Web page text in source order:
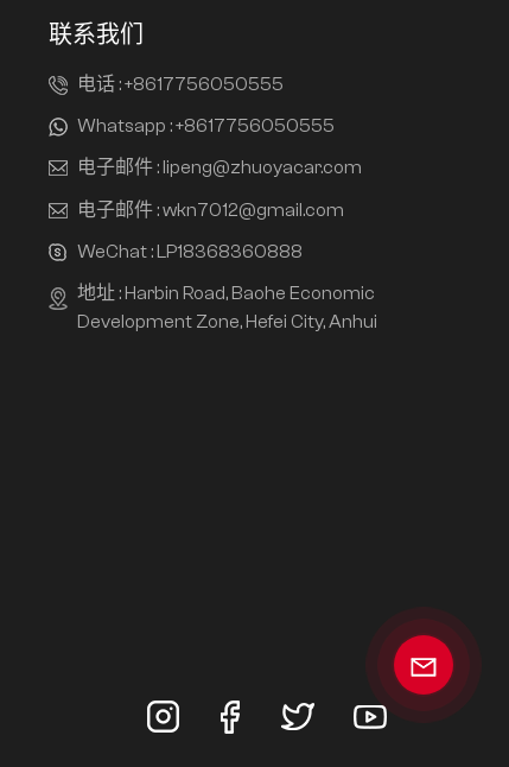
联系我们
电话 :+8617756050555
Whatsapp :+8617756050555
电子邮件 : lipeng@zhuoyacar.com
电子邮件 :wkn7012@gmail.com
WeChat : LP18368360888
地址 : Harbin Road, Baohe Economic
Development Zone, Hefei City, Anhui